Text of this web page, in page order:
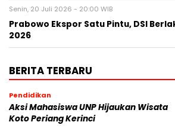
Senin, 20 Juli 2026 - 20:00 WIB
Prabowo Ekspor Satu Pintu, DSI
2026
BERITA TERBARU
Pendidikan
Aksi Mahasiswa UNP Hijaukan Wisata
Koto Periang Kerinci